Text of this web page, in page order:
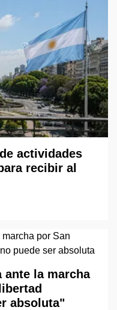
actividades
recibir al
ante la marcha
absoluta"